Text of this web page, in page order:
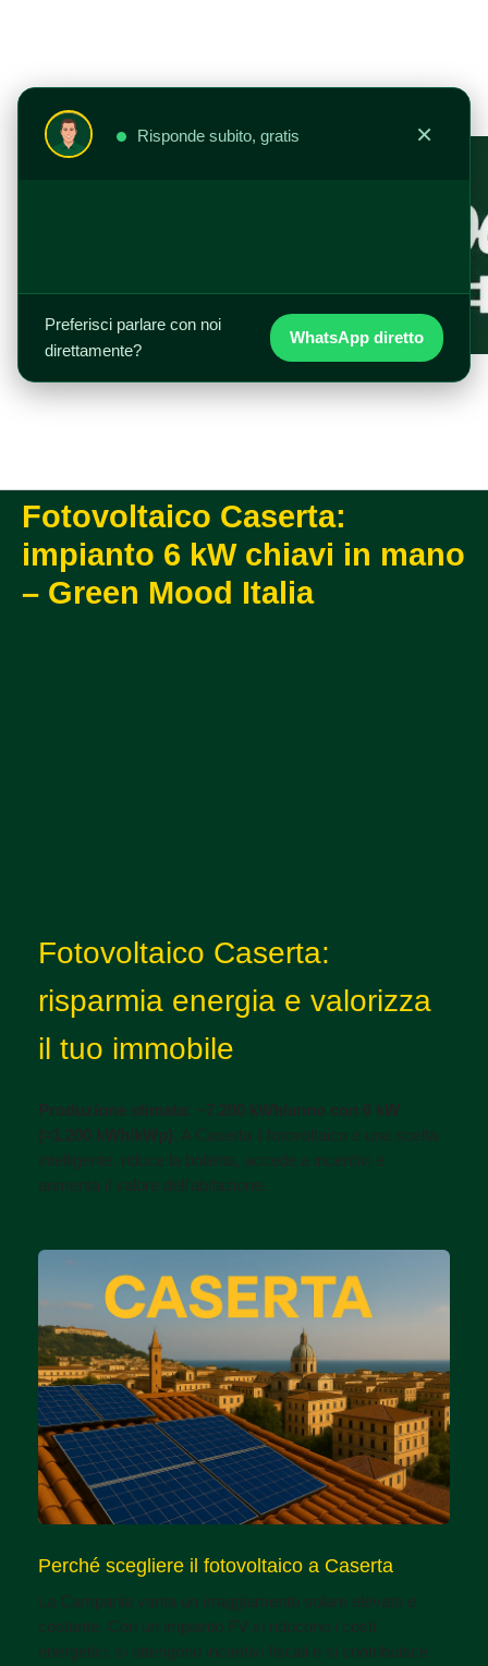
Risponde subito, gratis ×
Preferisci parlare con noi
direttamente?
WhatsApp diretto
Fotovoltaico Caserta:
impianto 6 kW chiavi in mano
– Green Mood Italia
Fotovoltaico Caserta:
risparmia energia e valorizza
il tuo immobile
Produzione stimata: ~7.200 kWh/anno con 6 kW
(≈1.200 kWh/kWp). A Caserta il fotovoltaico è una scelta
intelligente: riduce la bolletta, accede a incentivi e
aumenta il valore dell’abitazione.
Perché scegliere il fotovoltaico a Caserta
La Campania vanta un irraggiamento solare elevato e
costante. Con un impianto FV si riducono i costi
energetici, si ottengono incentivi fiscali e si contribuisce